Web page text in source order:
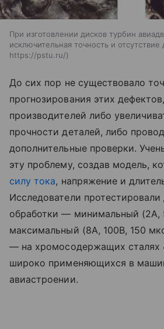
При изготовлении дисков турбин
исключительная точность и отсутствие
https://pstu.ru/
До сих пор не существовало
прогнозирования этих
производителей либо
прочности деталей, либо
дополнительные проверки.
эту проблему, создав модель,
силу тока, напряжение и
Исследователи
обработки— минимальный (2А,
максимальный (8А, 100В, 150
— на хромосодержащих сталях
широко применяющихся в
авиастроении.